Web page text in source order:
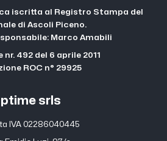
iscritta al Registro Stampa del
di Ascoli Piceno.
Marco Amabili
nr. 492 del 6 aprile 2011
ROC n° 29925
ptime srls
IVA 02286040445